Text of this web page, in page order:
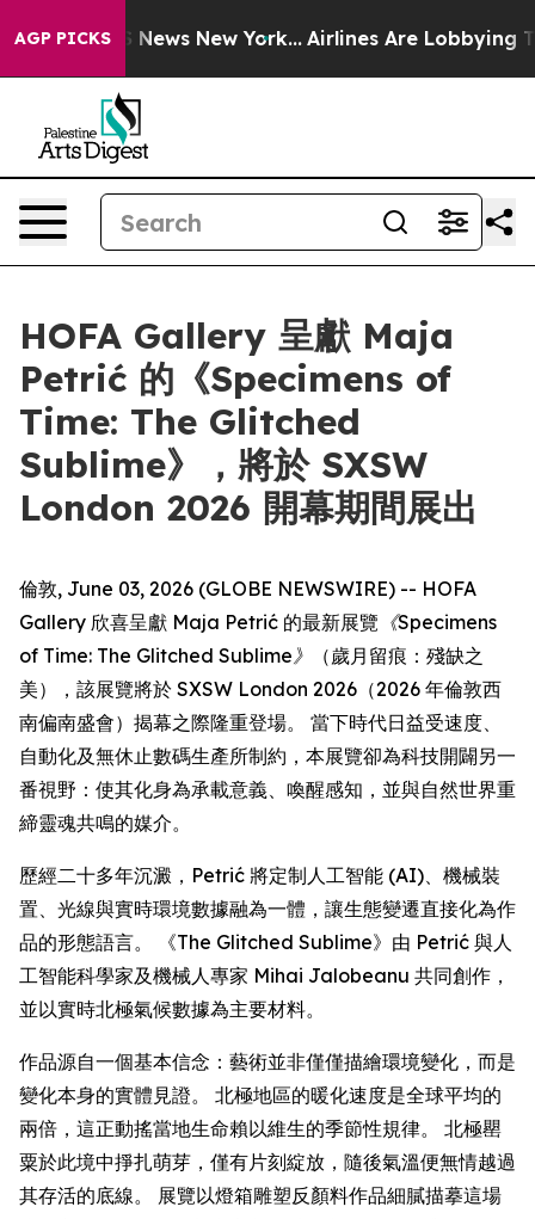
AGP PICKS
CBS News New York... Airlines Are Lobbying To
HOFA Gallery 呈獻 Maja
Petrić 的《Specimens of
Time: The Glitched
Sublime》，將於 SXSW
London 2026 開幕期間展出
倫敦, June 03, 2026 (GLOBE NEWSWIRE) -- HOFA
Gallery 欣喜呈獻 Maja Petrić 的最新展覽 《Specimens
of Time: The Glitched Sublime》
（歲月留痕：殘缺之
美），該展覽將於 SXSW London 2026（2026 年倫敦西
南偏南盛會）揭幕之際隆重登場。 當下時代日益受速度、
自動化及無休止數碼生產所制約，本展覽卻為科技開闢另一
番視野：使其化身為承載意義、喚醒感知，並與自然世界重
締靈魂共鳴的媒介。
歷經二十多年沉澱，Petrić 將定制人工智能 (AI)、機械裝
置、光線與實時環境數據融為一體，讓生態變遷直接化為作
品的形態語言。 《The Glitched Sublime》由 Petrić 與人
工智能科學家及機械人專家 Mihai Jalobeanu 共同創作，
並以實時北極氣候數據為主要材料。
作品源自一個基本信念：藝術並非僅僅描繪環境變化，而是
變化本身的實體見證。 北極地區的暖化速度是全球平均的
兩倍，這正動搖當地生命賴以維生的季節性規律。 北極罌
粟於此境中掙扎萌芽，僅有片刻綻放，隨後氣溫便無情越過
其存活的底線。 展覽以燈箱雕塑反顏料作品細膩描摹這場